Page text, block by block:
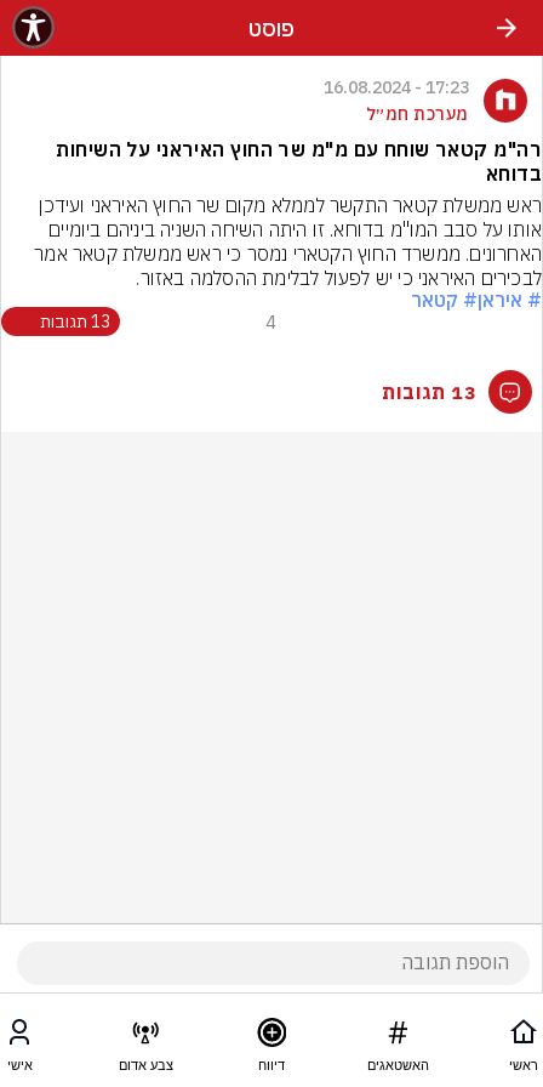
פוסט
17:23 - 16.08.2024
מערכת חמ״ל
רה"מ קטאר שוחח עם מ"מ שר החוץ האיראני על השיחות
בדוחא
האחרונים. ממשרד החוץ הקטארי נמסר כי ראש ממשלת קטאר אמר
לבכירים האיראני כי יש לפעול לבלימת ההסלמה באזור.
# איראן# קטאר
4 13 תגובות
13 תגובות
ראשי האשטאגים דיווח צבע אדום אישי